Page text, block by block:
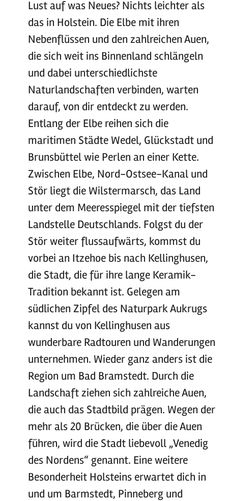
Lust auf was Neues? Nichts leichter als
das in Holstein. Die Elbe mit ihren
Nebenflüssen und den zahlreichen Auen,
die sich weit ins Binnenland schlängeln
und dabei unterschiedlichste
Naturlandschaften verbinden, warten
darauf, von dir entdeckt zu werden.
Entlang der Elbe reihen sich die
maritimen Städte Wedel, Glückstadt und
Brunsbüttel wie Perlen an einer Kette.
Zwischen Elbe, Nord-Ostsee-Kanal und
Stör liegt die Wilstermarsch, das Land
unter dem Meeresspiegel mit der tiefsten
Landstelle Deutschlands. Folgst du der
Stör weiter flussaufwärts, kommst du
vorbei an Itzehoe bis nach Kellinghusen,
die Stadt, die für ihre lange Keramik-
Tradition bekannt ist. Gelegen am
südlichen Zipfel des Naturpark Aukrugs
kannst du von Kellinghusen aus
wunderbare Radtouren und Wanderungen
unternehmen. Wieder ganz anders ist die
Region um Bad Bramstedt. Durch die
Landschaft ziehen sich zahlreiche Auen,
die auch das Stadtbild prägen. Wegen der
mehr als 20 Brücken, die über die Auen
führen, wird die Stadt liebevoll „Venedig
des Nordens“ genannt. Eine weitere
Besonderheit Holsteins erwartet dich in
und um Barmstedt, Pinneberg und